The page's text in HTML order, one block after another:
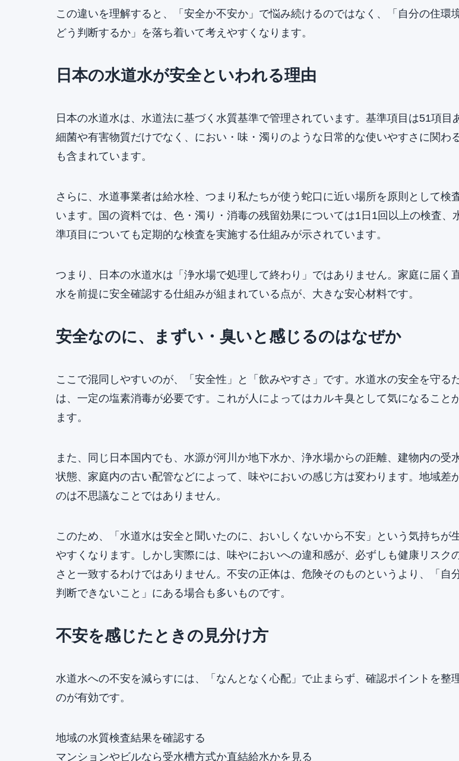
この違いを理解すると、「安全か不安か」で悩み続けるのではなく、「自分の住環
どう判断するか」を落ち着いて考えやすくなります。
日本の水道水が安全といわれる理由
日本の水道水は、水道法に基づく水質基準で管理されています。基準項目は51項目
細菌や有害物質だけでなく、におい・味・濁りのような日常的な使いやすさに関わ
も含まれています。
さらに、水道事業者は給水栓、つまり私たちが使う蛇口に近い場所を原則として検
います。国の資料では、色・濁り・消毒の残留効果については1日1回以上の検査、
準項目についても定期的な検査を実施する仕組みが示されています。
つまり、日本の水道水は「浄水場で処理して終わり」ではありません。家庭に届く
水を前提に安全確認する仕組みが組まれている点が、大きな安心材料です。
安全なのに、まずい・臭いと感じるのはなぜか
ここで混同しやすいのが、「安全性」と「飲みやすさ」です。水道水の安全を守る
は、一定の塩素消毒が必要です。これが人によってはカルキ臭として気になること
ます。
また、同じ日本国内でも、水源が河川か地下水か、浄水場からの距離、建物内の受
状態、家庭内の古い配管などによって、味やにおいの感じ方は変わります。地域差
のは不思議なことではありません。
このため、「水道水は安全と聞いたのに、おいしくないから不安」という気持ちが
やすくなります。しかし実際には、味やにおいへの違和感が、必ずしも健康リスク
さと一致するわけではありません。不安の正体は、危険そのものというより、「自
判断できないこと」にある場合も多いものです。
不安を感じたときの見分け方
水道水への不安を減らすには、「なんとなく心配」で止まらず、確認ポイントを整
のが有効です。
地域の水質検査結果を確認する
マンションやビルなら受水槽方式か直結給水かを見る